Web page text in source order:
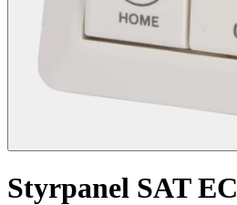
Styrpanel SAT EC